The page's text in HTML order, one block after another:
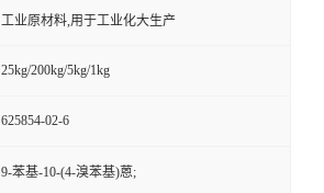
工业原材料,用于工业化大生产
25kg/200kg/5kg/1kg
625854-02-6
9-苯基-10-(4-溴苯基)蒽;